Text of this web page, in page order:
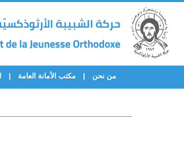
من نحن مكتب الأمانة العامة